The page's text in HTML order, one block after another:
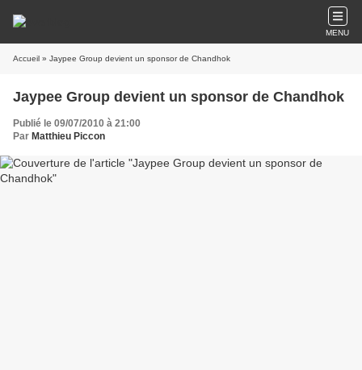
MENU
Accueil » Jaypee Group devient un sponsor de Chandhok
Jaypee Group devient un sponsor de Chandhok
Publié le 09/07/2010 à 21:00
Par Matthieu Piccon